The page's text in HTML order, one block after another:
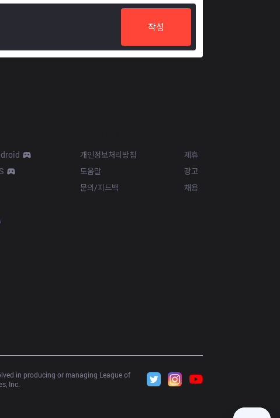
작성
개인정보처리방침
도움말
문의/피드백
제휴
광고
채용
in producing or managing League of
Inc.